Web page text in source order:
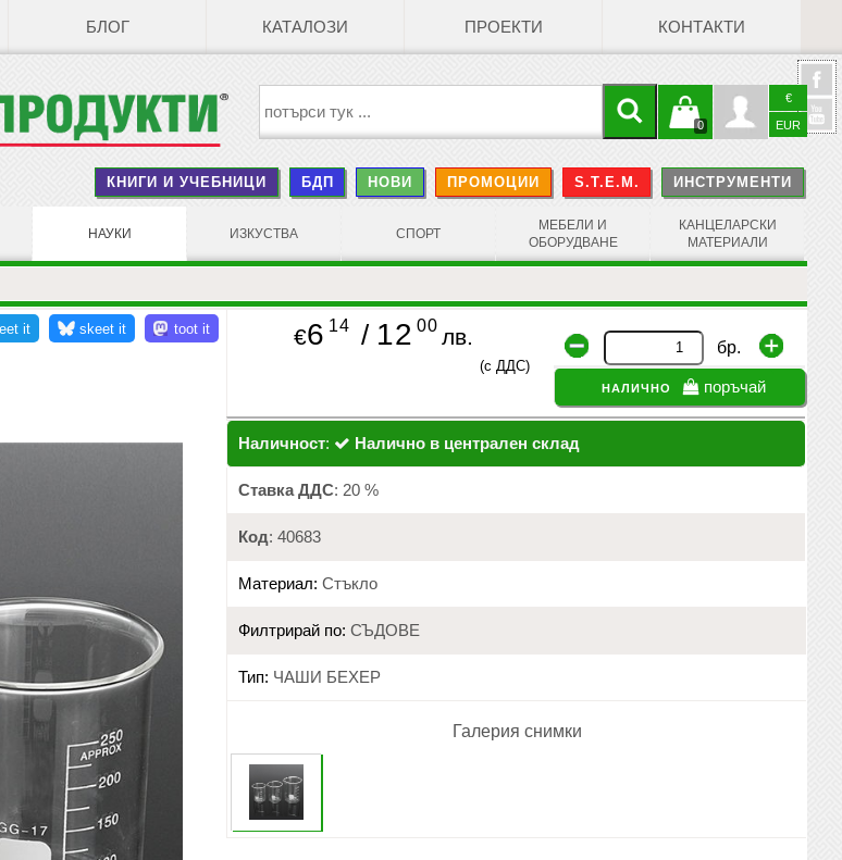
БЛОГ КАТАЛОЗИ ПРОЕКТИ КОНТАКТИ
€
EUR
Профил
0
Кошницата
е празна
КНИГИ И УЧЕБНИЦИ БДП НОВИ ПРОМОЦИИ S.T.E.M. ИНСТРУМЕНТИ
НАУКИ ИЗКУСТВА СПОРТ
МЕБЕЛИ И
ОБОРУДВАНЕ
КАНЦЕЛАРСКИ
МАТЕРИАЛИ
€6 14 / 12 00 лв.
(с ДДС)
бр.
налично поръчай
Наличност: Налично в централен склад
Ставка ДДС: 20 %
Код: 40683
Материал: Стъкло
Филтрирай по: СЪДОВЕ
Тип: ЧАШИ БЕХЕР
Галерия снимки